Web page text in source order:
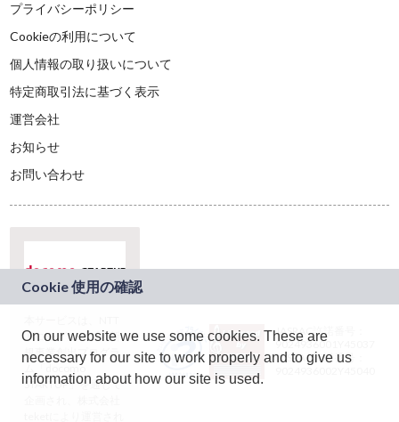
プライバシーポリシー
Cookieの利用について
個人情報の取り扱いについて
特定商取引法に基づく表示
運営会社
お知らせ
お問い合わせ
ドコモグループの新
規事業創出プログラ
ム「docomo
STARTUP」を通じて
JASRAC許諾番号：
9024936001Y45037
JASRAC許諾番号：
On our website we use some cookies. These are
necessary for our site to work properly and to give us
information about how our site is used.